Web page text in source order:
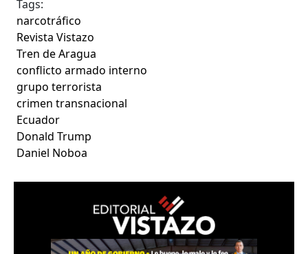
Tags:
narcotráfico
Revista Vistazo
Tren de Aragua
conflicto armado interno
grupo terrorista
crimen transnacional
Ecuador
Donald Trump
Daniel Noboa